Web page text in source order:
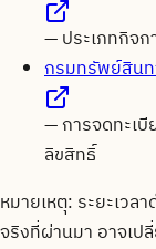
—ประเภทกิจ
กรมทรัพย์สิน
—การจดทะเ
ลิขสิทธิ์
หมายเหตุ: ระยะเวล
จริงที่ผ่านมา อาจเ